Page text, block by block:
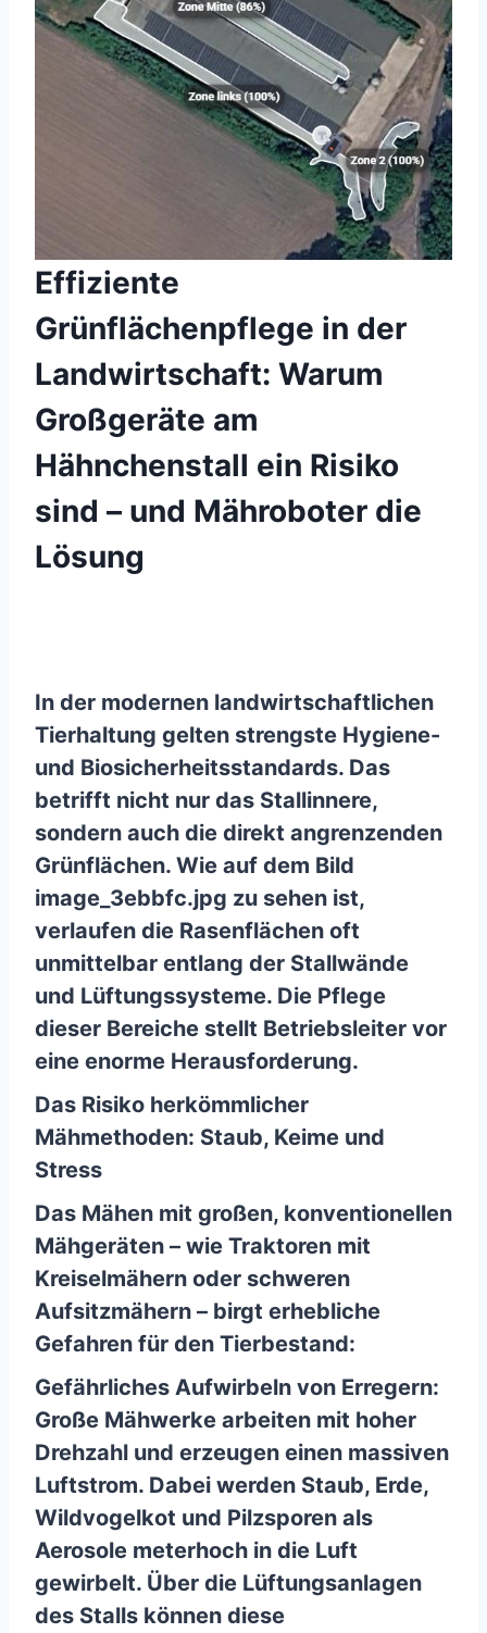
Effiziente
Grünflächenpflege in der
Landwirtschaft: Warum
Großgeräte am
Hähnchenstall ein Risiko
sind – und Mähroboter die
Lösung
In der modernen landwirtschaftlichen
Tierhaltung gelten strengste Hygiene-
und Biosicherheitsstandards. Das
betrifft nicht nur das Stallinnere,
sondern auch die direkt angrenzenden
Grünflächen. Wie auf dem Bild
image_3ebbfc.jpg zu sehen ist,
verlaufen die Rasenflächen oft
unmittelbar entlang der Stallwände
und Lüftungssysteme. Die Pflege
dieser Bereiche stellt Betriebsleiter vor
eine enorme Herausforderung.
Das Risiko herkömmlicher
Mähmethoden: Staub, Keime und
Stress
Das Mähen mit großen, konventionellen
Mähgeräten – wie Traktoren mit
Kreiselmähern oder schweren
Aufsitzmähern – birgt erhebliche
Gefahren für den Tierbestand:
Gefährliches Aufwirbeln von Erregern:
Große Mähwerke arbeiten mit hoher
Drehzahl und erzeugen einen massiven
Luftstrom. Dabei werden Staub, Erde,
Wildvogelkot und Pilzsporen als
Aerosole meterhoch in die Luft
gewirbelt. Über die Lüftungsanlagen
des Stalls können diese